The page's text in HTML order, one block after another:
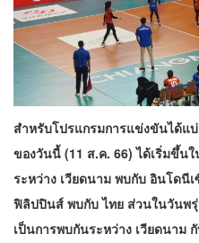
สำหรับโปรแกรมการแข่งขันได้แ
ของวันนี้ (11 ส.ค. 66) ได้เริ่มขึ้น
ระหว่าง เวียดนาม พบกับ อินโดนี
ฟิลิปปินส์ พบกับ ไทย ส่วนในวันพรุ่
เป็นการพบกันระหว่าง เวียดนาม